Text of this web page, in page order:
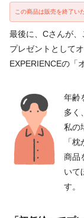
この商品は販売を終了い
最後に、Cさんが
プレゼントとして
EXPERIENCEの「
年齢
多く
私の
「
商品
いて
す。